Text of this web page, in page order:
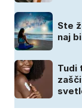
Ste
naj
Tudi